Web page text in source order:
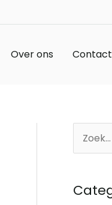
Over ons Contact
k